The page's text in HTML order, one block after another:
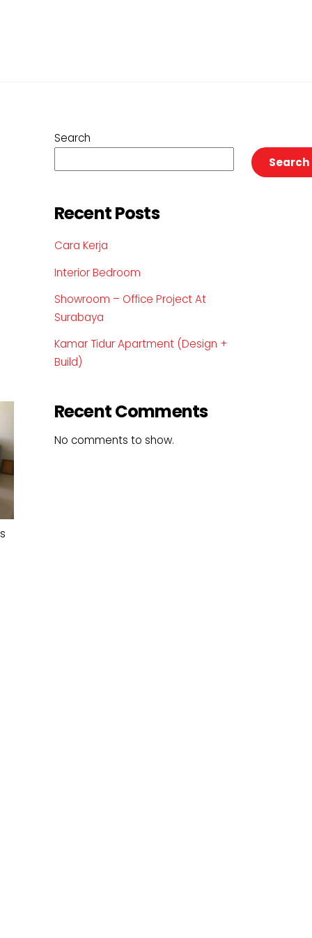
Search
Search
Recent Posts
Cara Kerja
Interior Bedroom
Showroom – Office Project At
Surabaya
Kamar Tidur Apartment (Design +
Build)
Recent Comments
No comments to show.